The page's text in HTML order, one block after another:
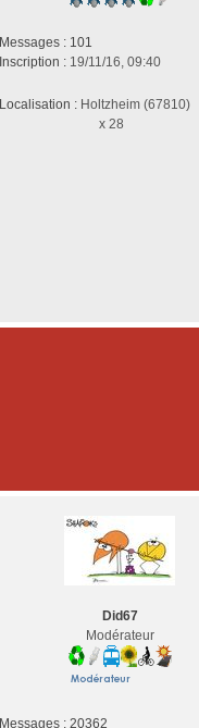
Messages : 101
Inscription : 19/11/16, 09:40
Localisation : Holtzheim (67810)
x 28
Did67
Modérateur
Messages : 20362